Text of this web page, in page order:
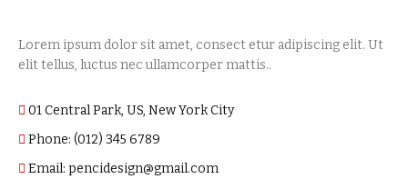
Lorem ipsum dolor sit amet, consect etur adipiscing elit. Ut
elit tellus, luctus nec ullamcorper mattis..
01 Central Park, US, New York City
Phone: (012) 345 6789
Email: pencidesign@gmail.com